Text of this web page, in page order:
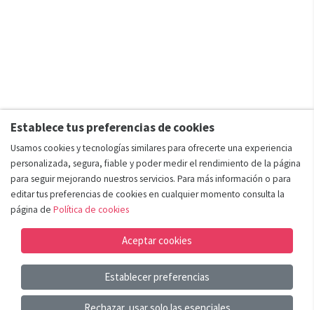
Añadir al carrito
Establece tus preferencias de cookies
Usamos cookies y tecnologías similares para ofrecerte una experiencia
personalizada, segura, fiable y poder medir el rendimiento de la página
para seguir mejorando nuestros servicios. Para más información o para
editar tus preferencias de cookies en cualquier momento consulta la
página de Política de cookies
Aceptar cookies
Establecer preferencias